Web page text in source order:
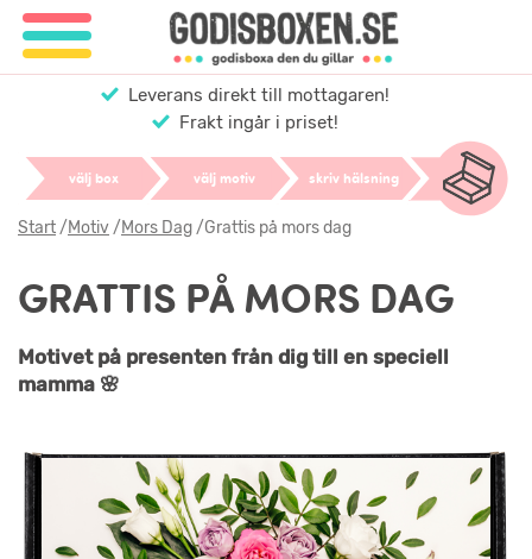
Leverans direkt till mottagaren!
Frakt ingår i priset!
välj box välj motiv skriv hälsning
Start/Motiv/Mors Dag/Grattis på mors dag
GRATTIS PÅ MORS DAG
Motivet på presenten från dig till en speciell
mamma 🌸